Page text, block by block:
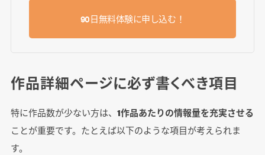
90日無料体験に申し込む！
作品詳細ページに必ず書くべき項目
特に作品数が少ない方は、 1作品あたりの情報量を充実させる
ことが重要です。たとえば以下のような項目が考えられま
す。